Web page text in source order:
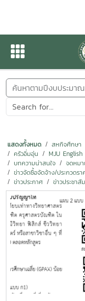
ข่าวสารกิจก
ค้นหาตามปีงบประมาณ
แสดงทั้งหมด สหกิจศึกษา
ครัวอิ่มอุ่น
MJU
บทความน่าสนใจ
จดหม
ข่าวจัดซื้อจัดจ้าง/ประกวดรา
ข่าวประกาศ
ข่าวประชา